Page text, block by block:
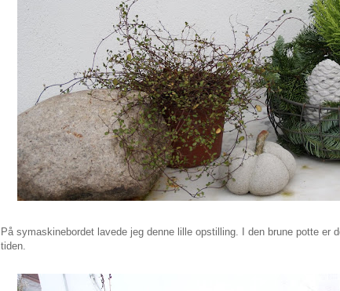
På symaskinebordet lavede jeg denne lille opstilling. I den brune potte er
tiden.